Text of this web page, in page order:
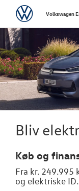
VolkswagenVolkswagen
Bliv
Køb og
Fra kr. 249.995
og elektriske